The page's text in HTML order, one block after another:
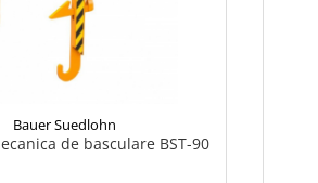
Bauer Suedlohn
de basculare BST-90